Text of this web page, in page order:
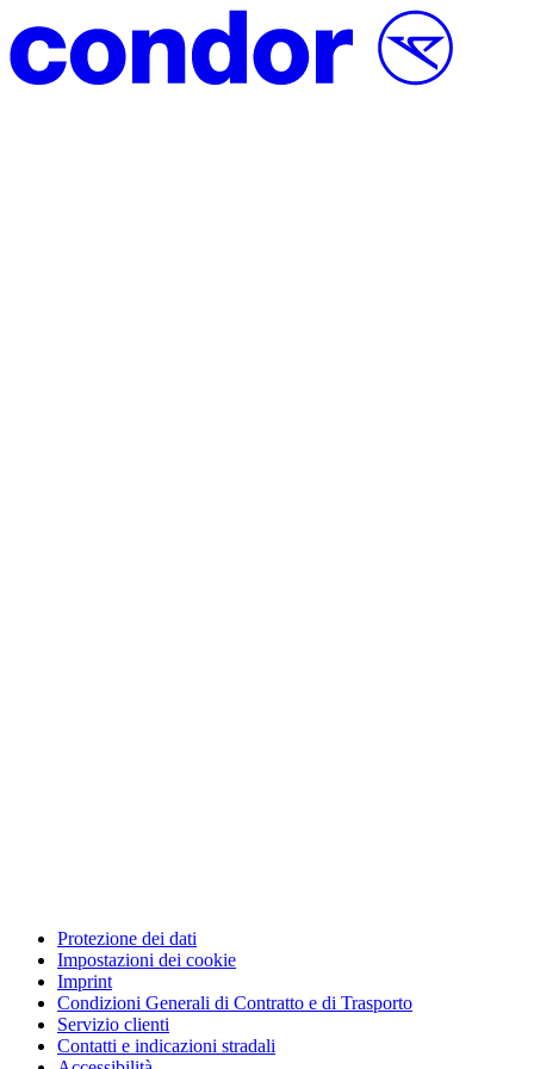
Protezione dei dati
Impostazioni dei cookie
Imprint
Condizioni Generali di Contratto e di Trasporto
Servizio clienti
Contatti e indicazioni stradali